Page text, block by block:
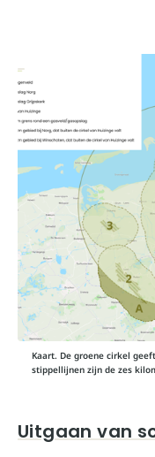
Kaart. De groene cirkel
stippellijnen zijn de zes
Uitgaan van